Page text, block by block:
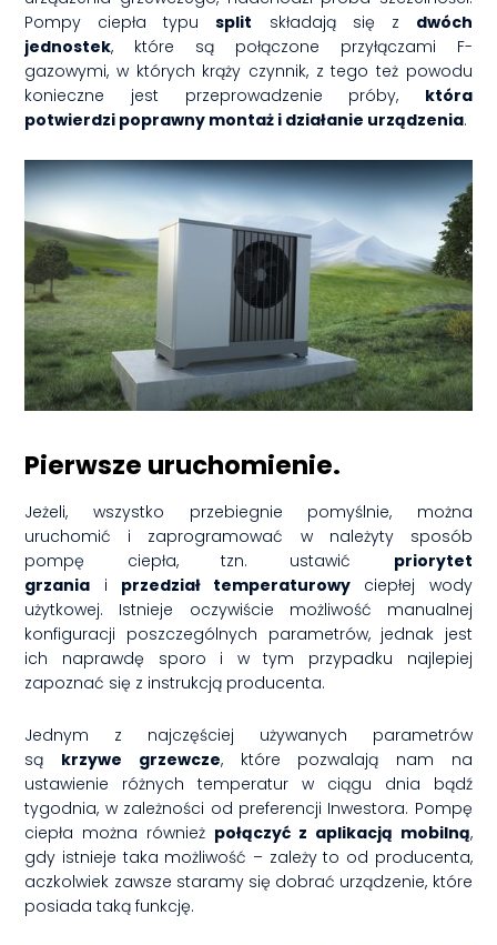
Pompy ciepła typusplit składają się z dwóch
jednostek, które są połączone przyłączami F-
gazowymi, w których krąży czynnik, z tego też powodu
konieczne jest przeprowadzenie próby, która
potwierdzi poprawny montaż i działanie urządzenia.
Pierwsze uruchomienie.
Jeżeli, wszystko przebiegnie pomyślnie, można
uruchomić i zaprogramować w należyty sposób
pompę ciepła, tzn. ustawić priorytet
grzania i przedział temperaturowy ciepłej wody
użytkowej. Istnieje oczywiście możliwość manualnej
konfiguracji poszczególnych parametrów, jednak jest
ich naprawdę sporo i w tym przypadku najlepiej
zapoznać się z instrukcją producenta.
Jednym z najczęściej używanych parametrów
są krzywe grzewcze, które pozwalają nam na
ustawienie różnych temperatur w ciągu dnia bądź
tygodnia, w zależności od preferencji Inwestora. Pompę
ciepła można również połączyć z aplikacją mobilną,
gdy istnieje taka możliwość – zależy to od producenta,
aczkolwiek zawsze staramy się dobrać urządzenie, które
posiada taką funkcję.